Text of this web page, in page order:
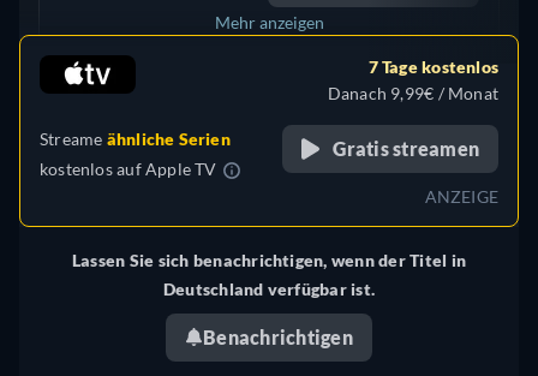
Türkei
Mehr anzeigen
Streame ähnliche Serien
kostenlos aufApple TV
7 Tage kostenlos
Danach 9,99€ / Monat
Gratis streamen
ANZEIGE
Lassen Sie sich benachrichtigen, wenn der Titel in
Deutschland verfügbar ist.
Benachrichtigen